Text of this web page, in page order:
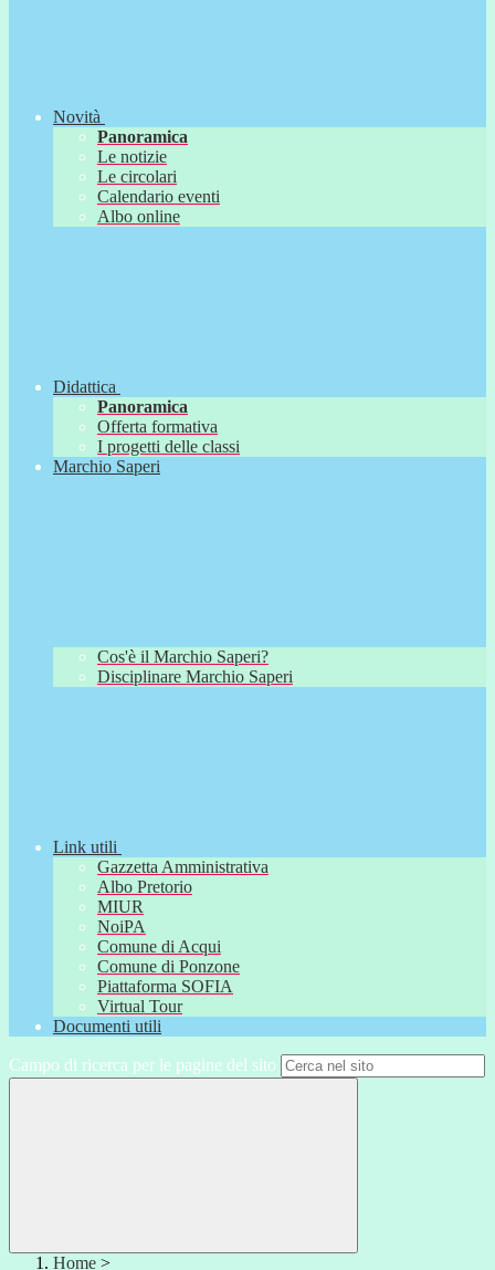
Novità
Panoramica
Le notizie
Le circolari
Calendario eventi
Albo online
Didattica
Panoramica
Offerta formativa
I progetti delle classi
Marchio Saperi
Cos'è il Marchio Saperi?
Disciplinare Marchio Saperi
Link utili
Gazzetta Amministrativa
Albo Pretorio
MIUR
NoiPA
Comune di Acqui
Comune di Ponzone
Piattaforma SOFIA
Virtual Tour
Documenti utili
Campo di ricerca per le pagine del sito
Home >